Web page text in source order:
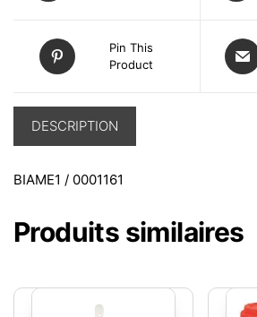
Pin This
Product
DESCRIPTION
BIAME1 / 0001161
Produits similaires